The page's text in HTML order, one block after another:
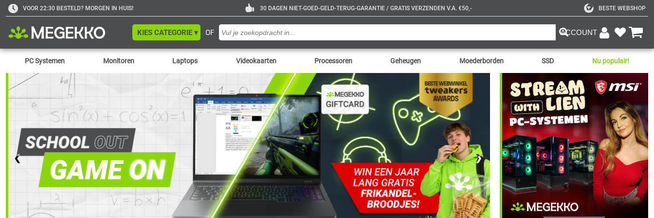
VOOR 22:30 BESTELD? MORGEN IN HUIS! 30 DAGEN NIET-GOED-GELD-TERUG-GARANTIE / GRATIS VERZENDEN V.A. €50,- BESTE WEBSHOP
OF
KIES CATEGORIE ▾ ACCOUNT
PC Systemen Monitoren Laptops Videokaarten Processoren Geheugen Moederborden SSD Nu populair!
❮ ❯